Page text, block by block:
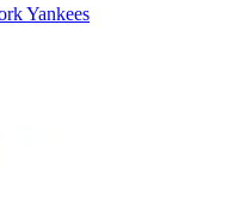
Yankees